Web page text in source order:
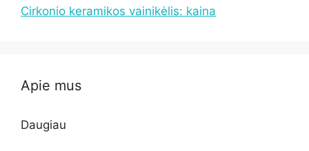
Cirkonio keramikos vainikėlis: kaina
Apie mus
Daugiau